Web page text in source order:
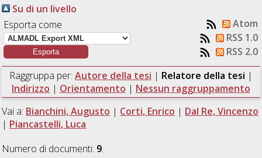
Su di un livello
Esporta come
Atom
RSS 1.0
RSS 2.0
Raggruppa per: Autore della tesi | Relatore della tesi |
Indirizzo | Orientamento | Nessun raggruppamento
Vai a: Bianchini, Augusto | Corti, Enrico | Dal Re, Vincenzo
| Piancastelli, Luca
Numero di documenti: 9.